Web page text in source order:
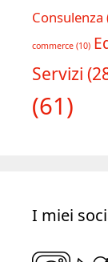
Consulenza
commerce (10)
Servizi
(61)
I miei